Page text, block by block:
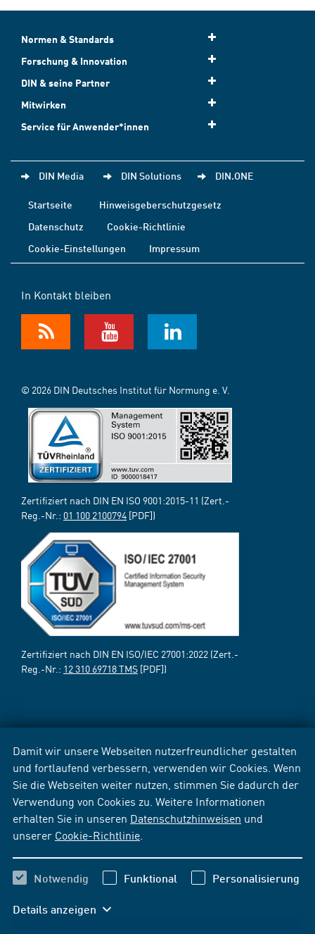
Damit wir unsere Webseiten nutzerfreundlicher gestalten
und fortlaufend verbessern, verwenden wir Cookies. Wenn
Sie die Webseiten weiter nutzen, stimmen Sie dadurch der
Verwendung von Cookies zu. Weitere Informationen
erhalten Sie in unseren Datenschutzhinweisen und
unserer Cookie-Richtlinie
Notwendig Funktional Personalisierung
Details anzeigen
Normen & Standards
Forschung & Innovation
DIN & seine Partner
Mitwirken
Service für Anwender*innen
DIN Media DIN Solutions DIN.ONE
Startseite
Hinweisgeberschutzgesetz
Datenschutz
Cookie-Richtlinie
Cookie-Einstellungen
Impressum
In Kontakt bleiben
© 2026 DIN Deutsches Institut für Normung e. V.
Zertifiziert nach DIN EN ISO 9001:2015-11 (Zert.-
Reg.-Nr.: 01 100 2100794 [PDF])
Zertifiziert nach DIN EN ISO/IEC 27001:2022 (Zert.-
Reg.-Nr.: 12 310 69718 TMS [PDF])